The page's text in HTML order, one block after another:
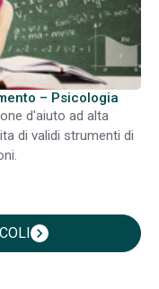
– Psicologia
d'aiuto ad alta
di validi strumenti di
chevron_right